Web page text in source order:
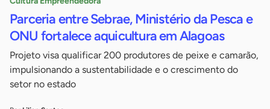
Parceria entre Sebrae, Ministério da Pesca e
ONU fortalece aquicultura em Alagoas
Projeto visa qualificar 200 produtores de peixe e camarão,
impulsionando a sustentabilidade e o crescimento do
setor no estado